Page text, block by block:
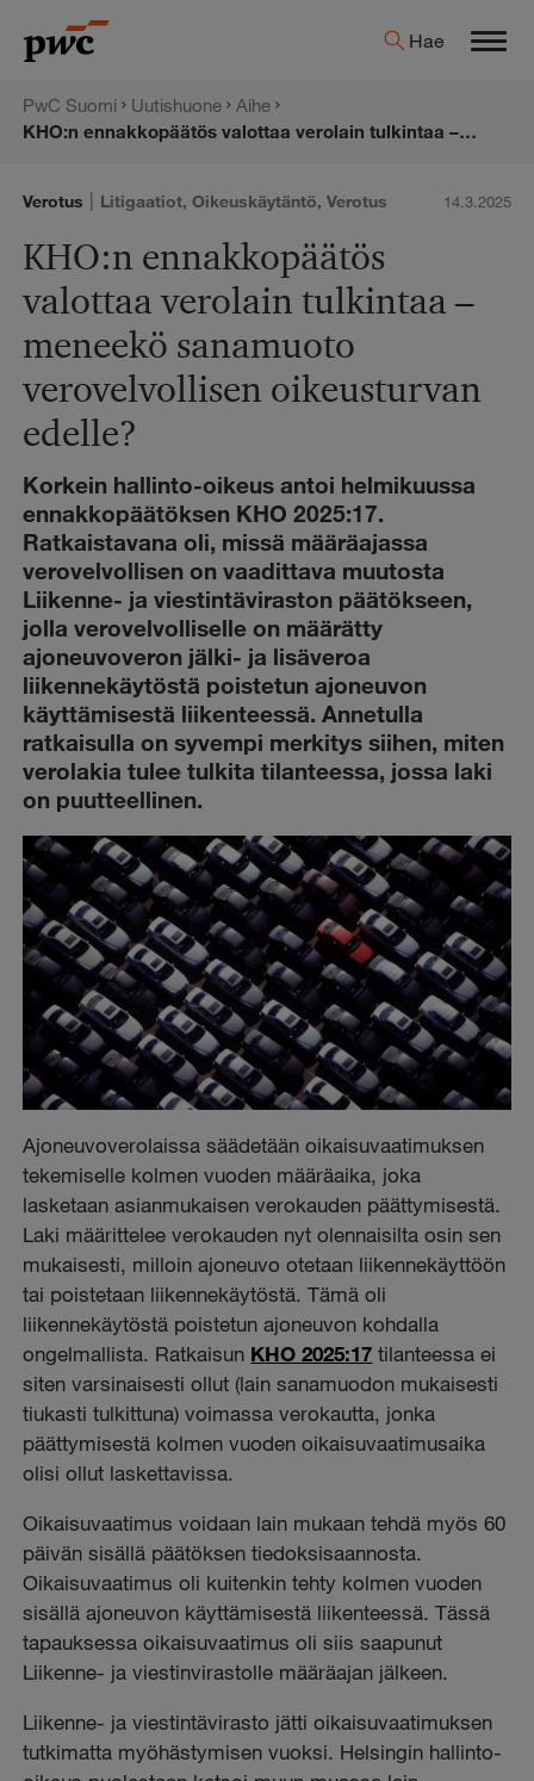
sisältöön
PwC:n
Hae
PwC Suomi Uutishuone
Aihe
KHO:n ennakkopäätös valottaa verolain tulkintaa – meneekö sanamuoto verovelvollisen oikeusturvan edelle?
Verotus | Litigaatiot,Oikeuskäytäntö,Verotus 14.3.2025
KHO:n ennakkopäätös
valottaa verolain tulkintaa –
meneekö sanamuoto
verovelvollisen oikeusturvan
edelle?
Korkein hallinto-oikeus antoi helmikuussa
ennakkopäätöksen KHO 2025:17.
Ratkaistavana oli, missä määräajassa
verovelvollisen on vaadittava muutosta
Liikenne- ja viestintäviraston päätökseen,
jolla verovelvolliselle on määrätty
ajoneuvoveron jälki- ja lisäveroa
liikennekäytöstä poistetun ajoneuvon
käyttämisestä liikenteessä. Annetulla
ratkaisulla on syvempi merkitys siihen, miten
verolakia tulee tulkita tilanteessa, jossa laki
on puutteellinen.
Ajoneuvoverolaissa säädetään oikaisuvaatimuksen
tekemiselle kolmen vuoden määräaika, joka
lasketaan asianmukaisen verokauden päättymisestä.
Laki määrittelee verokauden nyt olennaisilta osin sen
mukaisesti, milloin ajoneuvo otetaan liikennekäyttöön
tai poistetaan liikennekäytöstä. Tämä oli
liikennekäytöstä poistetun ajoneuvon kohdalla
ongelmallista. Ratkaisun KHO 2025:17 tilanteessa ei
siten varsinaisesti ollut (lain sanamuodon mukaisesti
tiukasti tulkittuna) voimassa verokautta, jonka
päättymisestä kolmen vuoden oikaisuvaatimusaika
olisi ollut laskettavissa.
Oikaisuvaatimus voidaan lain mukaan tehdä myös 60
päivän sisällä päätöksen tiedoksisaannosta.
Oikaisuvaatimus oli kuitenkin tehty kolmen vuoden
sisällä ajoneuvon käyttämisestä liikenteessä. Tässä
tapauksessa oikaisuvaatimus oli siis saapunut
Liikenne- ja viestinvirastolle määräajan jälkeen.
Liikenne- ja viestintävirasto jätti oikaisuvaatimuksen
tutkimatta myöhästymisen vuoksi. Helsingin hallinto-